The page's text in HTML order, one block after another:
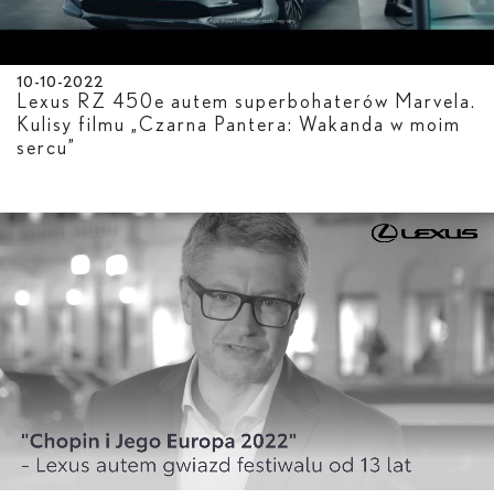
10-10-2022
Lexus RZ 450e autem superbohaterów Marvela.
Kulisy filmu „Czarna Pantera: Wakanda w moim
sercu”